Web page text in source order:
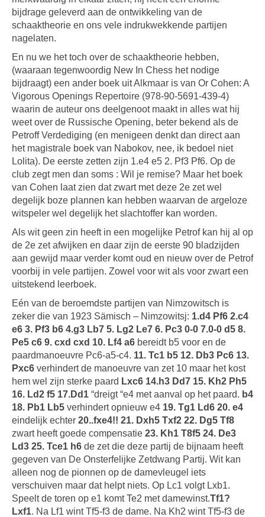
bijdrage geleverd aan de ontwikkeling van de
schaaktheorie en ons vele indrukwekkende partijen
nagelaten.
En nu we het toch over de schaaktheorie hebben,
(waaraan tegenwoordig New In Chess het nodige
bijdraagt) een ander boek uit Alkmaar is van Or Cohen: A
Vigorous Openings Repertoire (978-90-5691-439-4)
waarin de auteur ons deelgenoot maakt in alles wat hij
weet over de Russische Opening, beter bekend als de
Petroff Verdediging (en menigeen denkt dan direct aan
het magistrale boek van Nabokov, nee, ik bedoel niet
Lolita). De eerste zetten zijn 1.e4 e5 2. Pf3 Pf6. Op de
club zegt men dan soms : Wil je remise? Maar het boek
van Cohen laat zien dat zwart met deze 2e zet wel
degelijk boze plannen kan hebben waarvan de argeloze
witspeler wel degelijk het slachtoffer kan worden.
Als wit geen zin heeft in een mogelijke Petrof kan hij al op
de 2e zet afwijken en daar zijn de eerste 90 bladzijden
aan gewijd maar verder komt oud en nieuw over de Petrof
voorbij in vele partijen. Zowel voor wit als voor zwart een
uitstekend leerboek.
Eén van de beroemdste partijen van Nimzowitsch is
zeker die van 1923 Sämisch – Nimzowitsj: 1.d4 Pf6 2.c4
e6 3. Pf3 b6 4.g3 Lb7 5. Lg2 Le7 6. Pc3 0-0 7.0-0 d5 8.
Pe5 c6 9. cxd cxd 10. Lf4 a6 bereidt b5 voor en de
paardmanoeuvre Pc6-a5-c4. 11. Tc1 b5 12. Db3 Pc6 13.
Pxc6 verhindert de manoeuvre van zet 10 maar het kost
hem wel zijn sterke paard Lxc6 14.h3 Dd7 15. Kh2 Ph5
16. Ld2 f5 17.Dd1 “dreigt “e4 met aanval op het paard. b4
18. Pb1 Lb5 verhindert opnieuw e4 19. Tg1 Ld6 20. e4
eindelijk echter 20..fxe4!! 21. Dxh5 Txf2 22. Dg5 Tf8
zwart heeft goede compensatie 23. Kh1 T8f5 24. De3
Ld3 25. Tce1 h6 de zet die deze partij de bijnaam heeft
gegeven van De Onsterfelijke Zetdwang Partij. Wit kan
alleen nog de pionnen op de damevleugel iets
verschuiven maar dat helpt niets. Op Lc1 volgt Lxb1.
Speelt de toren op e1 komt Te2 met damewinst.Tf1?
Lxf1. Na Lf1 wint Tf5-f3 de dame. Na Kh2 wint Tf5-f3 de